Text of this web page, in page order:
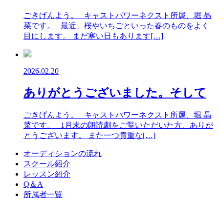
ごきげんよう。 キャストパワーネクスト所属、堀 晶
菜です。 最近、桜やいちごといった春のものをよく
目にします。 まだ寒い日もあります[…]
2026.02.20
ありがとうございました。そして
ごきげんよう。 キャストパワーネクスト所属、堀 晶
菜です。 1月末の朗読劇をご覧いただいた方、ありが
とうございます。 また一つ貴重な[…]
オーディションの流れ
スクール紹介
レッスン紹介
Q＆A
所属者一覧